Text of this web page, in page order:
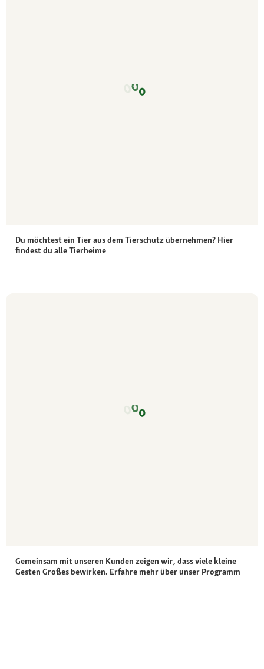
Du möchtest ein Tier aus dem Tierschutz übernehmen? Hier
findest du alle Tierheime
Gemeinsam mit unseren Kunden zeigen wir, dass viele kleine
Gesten Großes bewirken. Erfahre mehr über unser Programm